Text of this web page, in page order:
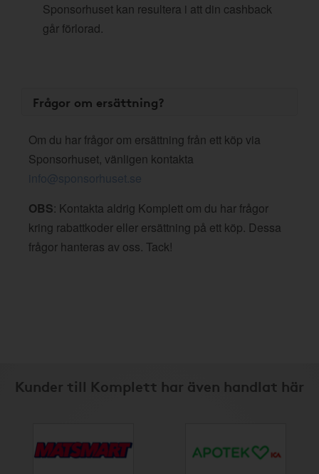
Sponsorhuset kan resultera i att din cashback
går förlorad.
Frågor om ersättning?
Om du har frågor om ersättning från ett köp via
Sponsorhuset, vänligen kontakta
info@sponsorhuset.se
OBS: Kontakta aldrig Komplett om du har frågor
kring rabattkoder eller ersättning på ett köp. Dessa
frågor hanteras av oss. Tack!
Kunder till Komplett har även handlat här